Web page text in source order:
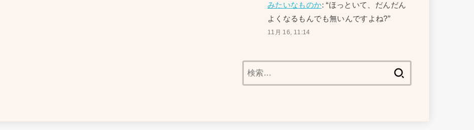
みたいなものか: “ほっといて、だんだん
よくなるもんでも無いんですよね?”
11月 16, 11:14